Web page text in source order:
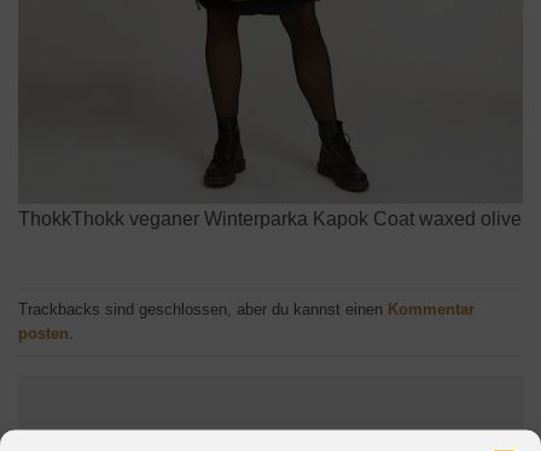
ThokkThokk veganer Winterparka Kapok Coat waxed olive
Trackbacks sind geschlossen, aber du kannst einen Kommentar
posten